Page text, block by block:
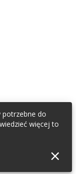
potrzebne do
więcej to